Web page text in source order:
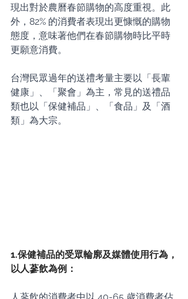
現出對於農曆春節購物的高度重視。此
外，82% 的消費者表現出更慷慨的購物
態度，意味著他們在春節購物時比平時
更願意消費。
台灣民眾過年的送禮考量主要以「長輩
健康」、「聚會」為主，常見的送禮品
類也以「保健補品」、「食品」及「酒
類」為大宗。
1.保健補品的受眾輪廓及媒體使用行為，
以人蔘飲為例：
人蔘飲的消費者中以 40-65 歲消費者佔